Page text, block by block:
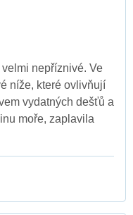
nepříznivé. Ve
níže, které ovlivňují
vydatných dešťů a
moře, zaplavila